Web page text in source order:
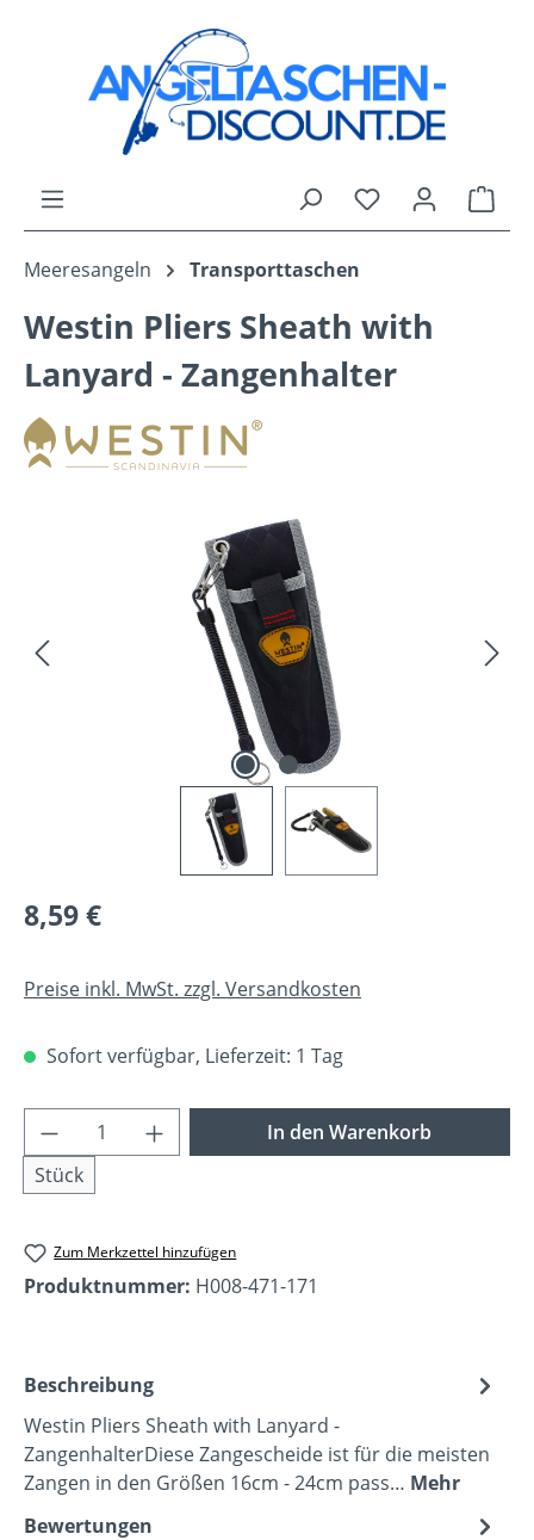
Zum Hauptinhalt springen
Du hast 0
Meeresangeln Transporttaschen
Westin Pliers Sheath with
Lanyard - Zangenhalter
Bildergalerie überspringen
Regulärer Preis:
8,59 €
Preise inkl. MwSt. zzgl. Versandkosten
Sofort verfügbar, Lieferzeit: 1 Tag
Produkt Anzahl: Gib den gewünschten
Stück
In den Warenkorb
Zum Merkzettel hinzufügen
Produktnummer: H008-471-171
Beschreibung
Westin Pliers Sheath with Lanyard -
ZangenhalterDiese Zangescheide ist für die meisten
Zangen in den Größen 16cm - 24cm pass… Mehr
Bewertungen